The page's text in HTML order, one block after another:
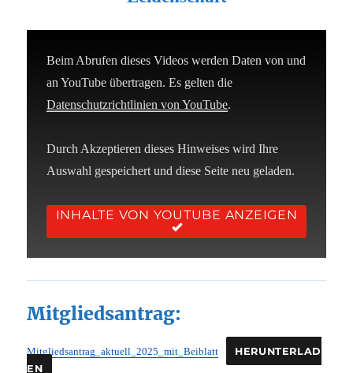
Beim Abrufen dieses Videos werden Daten von und
an YouTube übertragen. Es gelten die
Datenschutzrichtlinien von YouTube.
Durch Akzeptieren dieses Hinweises wird Ihre
Auswahl gespeichert und diese Seite neu geladen.
INHALTE VON YOUTUBE ANZEIGEN
Mitgliedsantrag:
Mitgliedsantrag_aktuell_2025_mit_Beiblatt
HERUNTERLAD
EN